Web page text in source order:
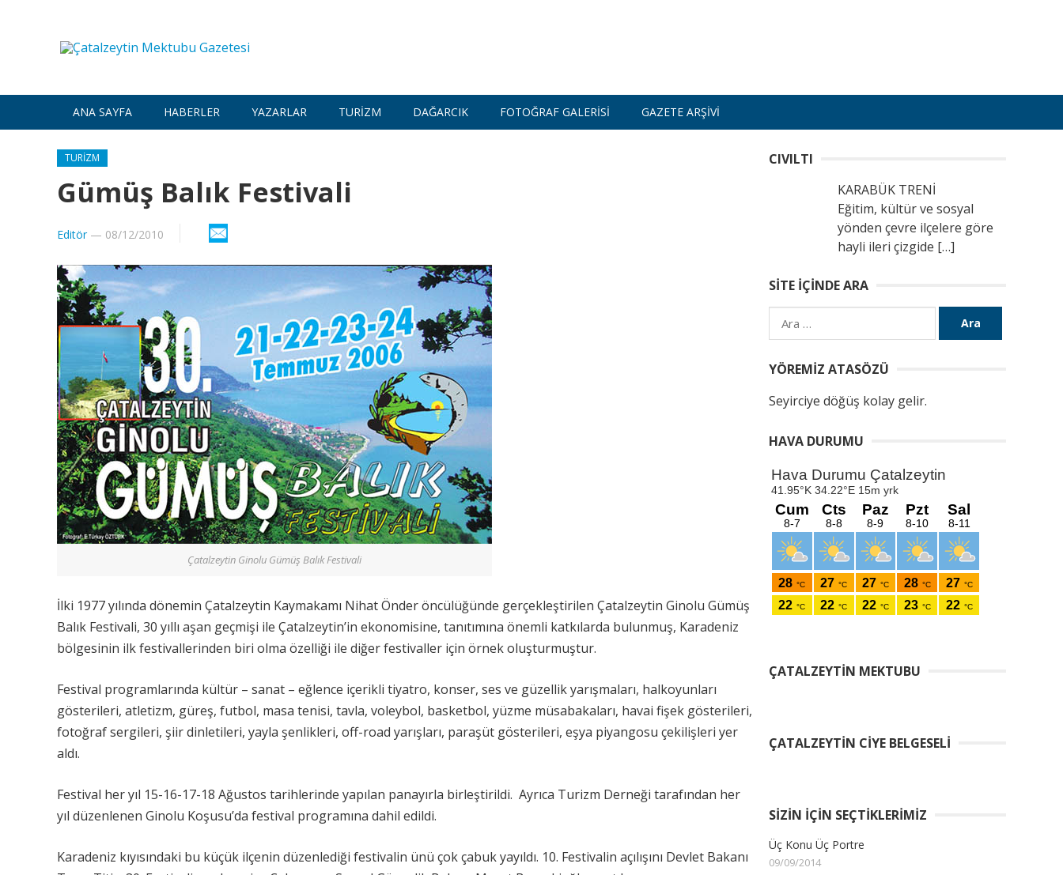
ANA SAYFA HABERLER YAZARLAR TURIZM DAĞARCIK FOTOĞRAF GALERISI GAZETE ARŞIVI
TURIZM
Gümüş Balık Festivali
Editör— 08/12/2010
Çatalzeytin Ginolu Gümüş Balık Festivali
İlki 1977 yılında dönemin Çatalzeytin Kaymakamı Nihat Önder öncülüğünde gerçekleştirilen Çatalzeytin Ginolu Gümüş
Balık Festivali, 30 yıllı aşan geçmişi ile Çatalzeytin’in ekonomisine, tanıtımına önemli katkılarda bulunmuş, Karadeniz
bölgesinin ilk festivallerinden biri olma özelliği ile diğer festivaller için örnek oluşturmuştur.
Festival programlarında kültür – sanat – eğlence içerikli tiyatro, konser, ses ve güzellik yarışmaları, halkoyunları
gösterileri, atletizm, güreş, futbol, masa tenisi, tavla, voleybol, basketbol, yüzme müsabakaları, havai fişek gösterileri,
fotoğraf sergileri, şiir dinletileri, yayla şenlikleri, off-road yarışları, paraşüt gösterileri, eşya piyangosu çekilişleri yer
aldı.
Festival her yıl 15-16-17-18 Ağustos tarihlerinde yapılan panayırla birleştirildi. Ayrıca Turizm Derneği tarafından her
yıl düzenlenen Ginolu Koşusu’da festival programına dahil edildi.
Karadeniz kıyısındaki bu küçük ilçenin düzenlediği festivalin ünü çok çabuk yayıldı. 10. Festivalin açılışını Devlet Bakanı
CIVILTI
KARABÜK TRENİ
Eğitim, kültür ve sosyal
yönden çevre ilçelere göre
hayli ileri çizgide […]
SITE İÇINDE ARA
Arama:
YÖREMIZ ATASÖZÜ
Seyirciye döğüş kolay gelir.
HAVA DURUMU
ÇATALZEYTIN MEKTUBU
ÇATALZEYTIN CIYE BELGESELI
SIZIN İÇIN SEÇTIKLERIMIZ
Üç Konu Üç Portre
09/09/2014